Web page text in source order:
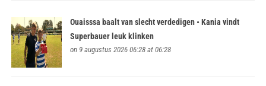
Ouaisssa baalt van slecht verdedigen • Kania vindt
Superbauer leuk klinken
on 9 augustus 2026 06:28 at 06:28